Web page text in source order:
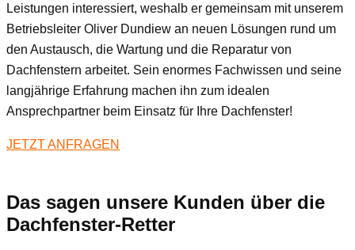
Leistungen interessiert, weshalb er gemeinsam mit unserem
Betriebsleiter Oliver Dundiew an neuen Lösungen rund um
den Austausch, die Wartung und die Reparatur von
Dachfenstern arbeitet. Sein enormes Fachwissen und seine
langjährige Erfahrung machen ihn zum idealen
Ansprechpartner beim Einsatz für Ihre Dachfenster!
JETZT ANFRAGEN
Das sagen unsere Kunden über die
Dachfenster-Retter